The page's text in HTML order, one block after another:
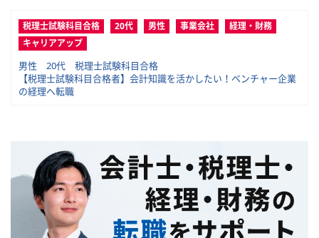
税理士試験科目合格 20代 男性 事業会社
経理・財務
キャリアアップ
男性 20代 税理士試験科目合格
【税理士試験科目合格者】会計知識を活かしたい！ベンチャー企業
の経理へ転職